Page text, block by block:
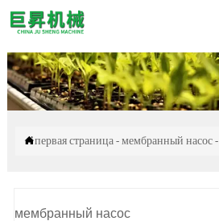
первая страница- мембранный насос-
мембранный насос